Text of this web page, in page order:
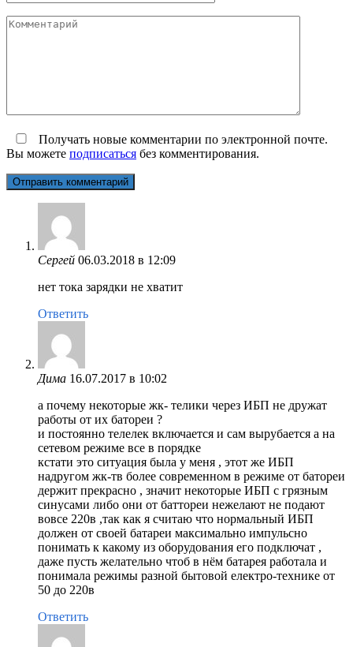
Комментарий
Получать новые комментарии по электронной почте.
Вы можете подписаться без комментирования.
Сергей 06.03.2018 в 12:09
нет тока зарядки не хватит
Ответить
Дима 16.07.2017 в 10:02
а почему некоторые жк- телики через ИБП не дружат
работы от их батореи ?
и постоянно телелек включается и сам вырубается а на
сетевом режиме все в порядке
кстати это ситуация была у меня , этот же ИБП
надругом жк-тв более современном в режиме от батореи
держит прекрасно , значит некоторые ИБП с грязным
синусами либо они от баттореи нежелают не подают
вовсе 220в ,так как я считаю что нормальный ИБП
должен от своей батареи максимально импульсно
понимать к какому из оборудования его подключат ,
даже пусть желательно чтоб в нём батарея работала и
понимала режимы разной бытовой електро-технике от
50 до 220в
Ответить